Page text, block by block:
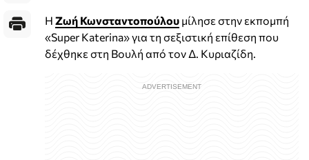
Η Ζωή Κωνσταντοπούλου μίλησε στην εκπομπή
«Super Katerina» για τη σεξιστική επίθεση που
δέχθηκε στη Βουλή από τον Δ. Κυριαζίδη.